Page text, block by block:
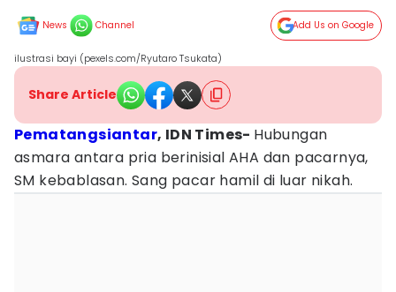
News Channel Add Us on Google
ilustrasi bayi (pexels.com/Ryutaro Tsukata)
Share Article
Pematangsiantar, IDN Times- Hubungan
asmara antara pria berinisial AHA dan pacarnya,
SM kebablasan. Sang pacar hamil di luar nikah.